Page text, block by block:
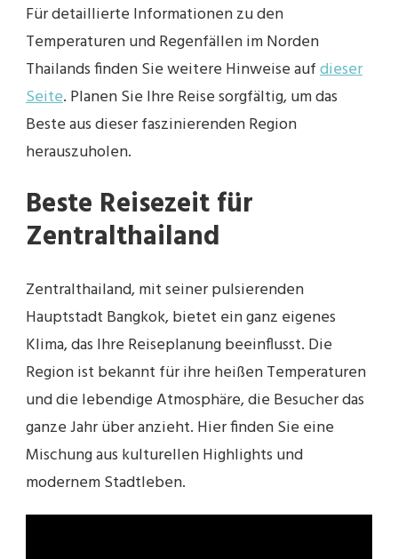
Für detaillierte Informationen zu den
Temperaturen und Regenfällen im Norden
Thailands finden Sie weitere Hinweise aufdieser
Seite. Planen Sie Ihre Reise sorgfältig, um das
Beste aus dieser faszinierenden Region
herauszuholen.
Beste Reisezeit für
Zentralthailand
Zentralthailand, mit seiner pulsierenden
Hauptstadt Bangkok, bietet ein ganz eigenes
Klima, das Ihre Reiseplanung beeinflusst. Die
Region ist bekannt für ihre heißen Temperaturen
und die lebendige Atmosphäre, die Besucher das
ganze Jahr über anzieht. Hier finden Sie eine
Mischung aus kulturellen Highlights und
modernem Stadtleben.